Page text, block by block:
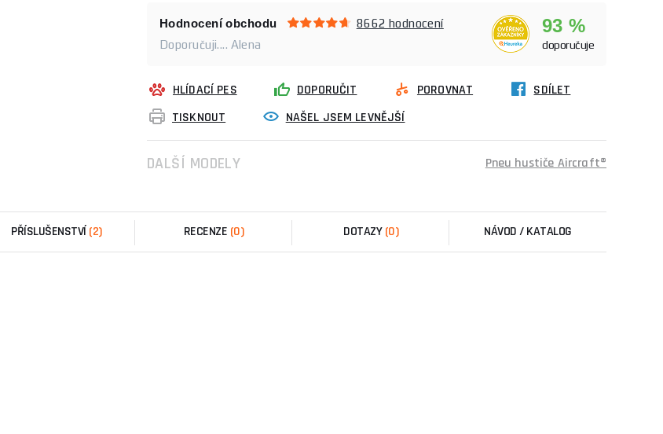
Hodnocení obchodu
8662 hodnocení
Doporučuji.... Alena
93 %
doporučuje
HLÍDACÍ PES DOPORUČIT POROVNAT
SDÍLET
TISKNOUT
NAŠEL JSEM LEVNĚJŠÍ
DALŠÍ MODELY Pneu hustiče Aircraft®
PŘÍSLUŠENSTVÍ(2) RECENZE (0) DOTAZY (0) NÁVOD / KATALOG